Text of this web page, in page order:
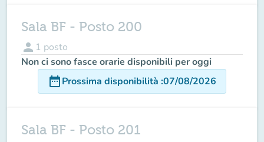
Sala BF - Posto 200
person 1 posto
Non ci sono fasce orarie disponibili per oggi
date_rangeProssima disponibilità :07/08/2026
Sala BF - Posto 201